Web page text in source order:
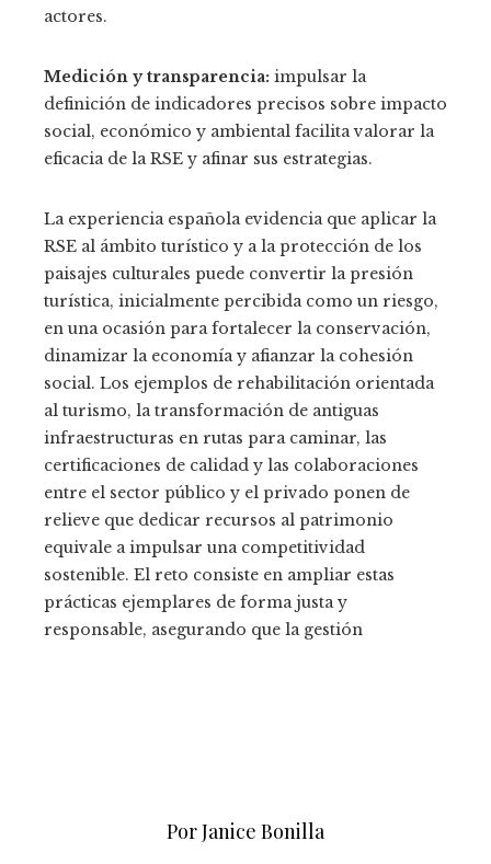
actores.
Medición y transparencia: impulsar la
definición de indicadores precisos sobre impacto
social, económico y ambiental facilita valorar la
eficacia de la RSE y afinar sus estrategias.
La experiencia española evidencia que aplicar la
RSE al ámbito turístico y a la protección de los
paisajes culturales puede convertir la presión
turística, inicialmente percibida como un riesgo,
en una ocasión para fortalecer la conservación,
dinamizar la economía y afianzar la cohesión
social. Los ejemplos de rehabilitación orientada
al turismo, la transformación de antiguas
infraestructuras en rutas para caminar, las
certificaciones de calidad y las colaboraciones
entre el sector público y el privado ponen de
relieve que dedicar recursos al patrimonio
equivale a impulsar una competitividad
sostenible. El reto consiste en ampliar estas
prácticas ejemplares de forma justa y
responsable, asegurando que la gestión
Por Janice Bonilla